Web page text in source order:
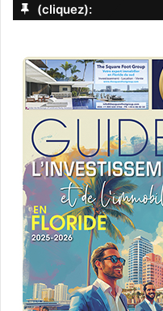
(cliquez):